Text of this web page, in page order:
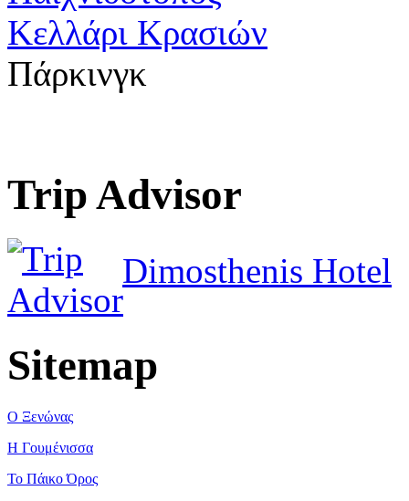
Κελλάρι Κρασιών
Πάρκινγκ
Trip Advisor
Dimosthenis Hotel
Sitemap
Ο Ξενώνας
Η Γουμένισσα
Το Πάικο Όρος